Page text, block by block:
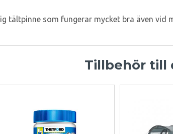
tältpinne som fungerar mycket bra även vid
Tillbehör till